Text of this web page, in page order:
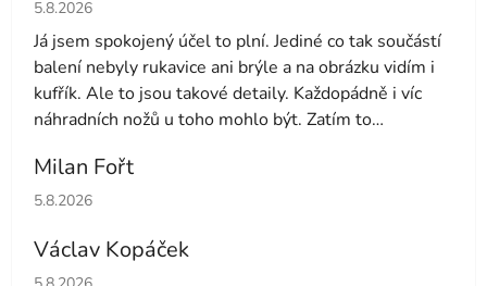
5.8.2026
Já jsem spokojený účel to plní. Jediné co tak součástí
balení nebyly rukavice ani brýle a na obrázku vidím i
kufřík. Ale to jsou takové detaily. Každopádně i víc
náhradních nožů u toho mohlo být. Zatím to
Milan Fořt
Hodnocení obchodu je 5 z 5 hvězdiček.
5.8.2026
Václav Kopáček
Hodnocení obchodu je 5 z 5 hvězdiček.